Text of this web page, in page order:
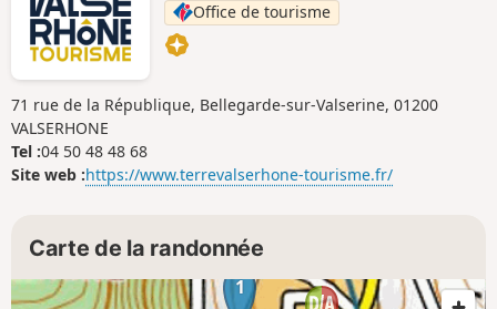
Office de tourisme
71 rue de la République, Bellegarde-sur-Valserine, 01200
VALSERHONE
Tel :04 50 48 48 68
Site web :https://www.terrevalserhone-tourisme.fr/
Carte de la randonnée
1